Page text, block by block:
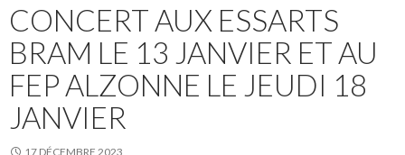
CONCERT AUX ESSARTS
BRAM LE 13 JANVIER ET AU
FEP ALZONNE LE JEUDI 18
JANVIER
17 DÉCEMBRE 2023